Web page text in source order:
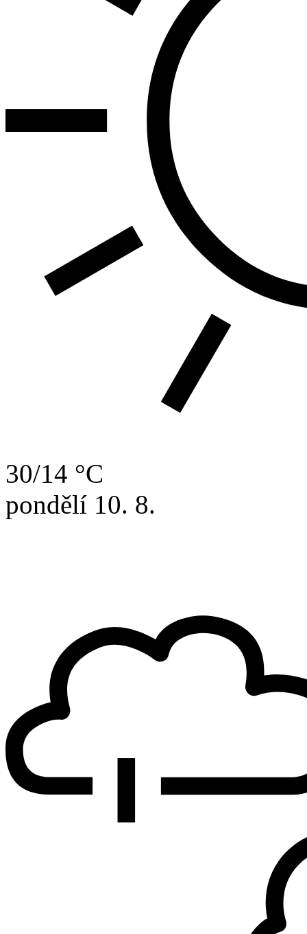
30/14 °C
pondělí 10. 8.